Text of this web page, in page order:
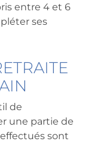
entre 4 et 6
ses
de
une partie de
sont